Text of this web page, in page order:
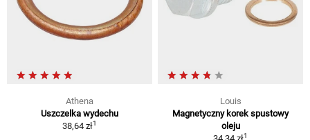
Athena
Uszczelka wydechu
38,64 zł1
Louis
Magnetyczny korek spustowy
oleju
1